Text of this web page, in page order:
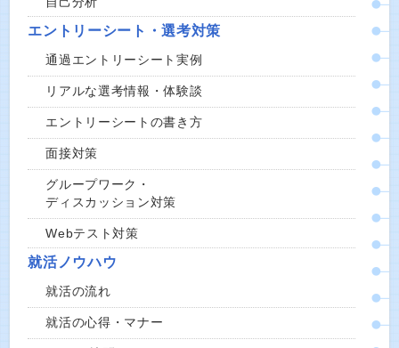
エントリーシート・選考対策
通過エントリーシート実例
リアルな選考情報・体験談
エントリーシートの書き方
面接対策
グループワーク・
ディスカッション対策
Webテスト対策
就活ノウハウ
就活の流れ
就活の心得・マナー